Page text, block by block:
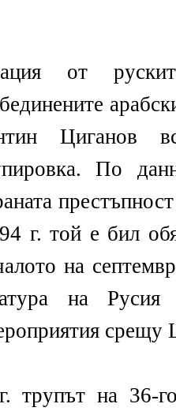
от
По
г. той е бил
на
на Русия
срещу
трупът на 36-